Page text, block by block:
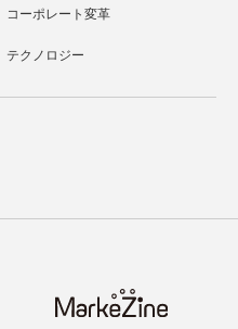
コーポレート変革
テクノロジー